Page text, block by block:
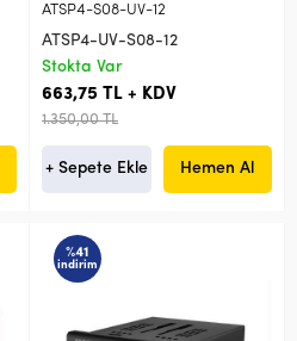
ATSP4-S08-UV-12
ATSP4-UV-S08-12
Stokta Var
663,75 TL + KDV
1.350,00 TL
+ Sepete Ekle Hemen Al
%41
indirim